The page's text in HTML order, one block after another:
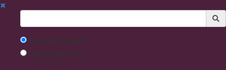
✖
Suchbegriff
Search with Google™
Use Internal Search